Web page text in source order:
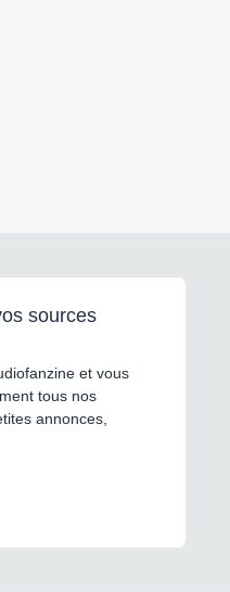
sources
et vous
tous nos
annonces,